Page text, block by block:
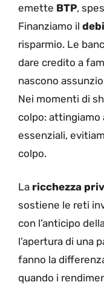
emette BTP,
Finanziamo il
risparmio. Le
dare credito a
nascono
Nei momenti di
colpo: attingiamo
essenziali,
colpo.
La ricchezza
sostiene le reti
con l’anticipo
l’apertura di una
fanno la
quando i